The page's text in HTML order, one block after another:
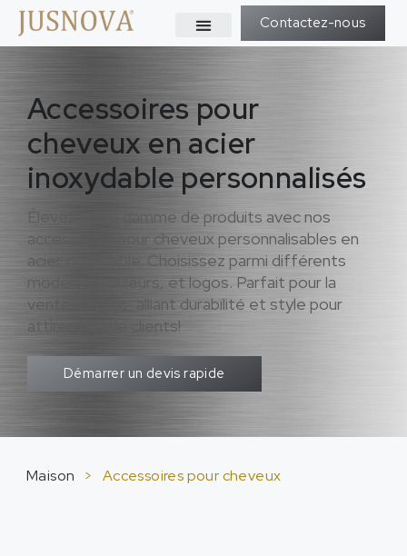
Contactez-nous
Accessoires pour
cheveux en acier
inoxydable personnalisés
Élevez votre gamme de produits avec nos
accessoires pour cheveux personnalisables en
acier inoxydable. Choisissez parmi différents
modèles, couleurs, et logos. Parfait pour la
vente en gros, alliant durabilité et style pour
attirer plus de clients!
Démarrer un devis rapide
Maison > Accessoires pour cheveux